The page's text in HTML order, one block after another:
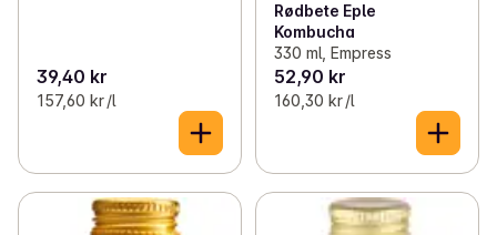
39,40 kr
157,60 kr /l
Rødbete Eple
Kombucha
330 ml, Empress
52,90 kr
160,30 kr /l